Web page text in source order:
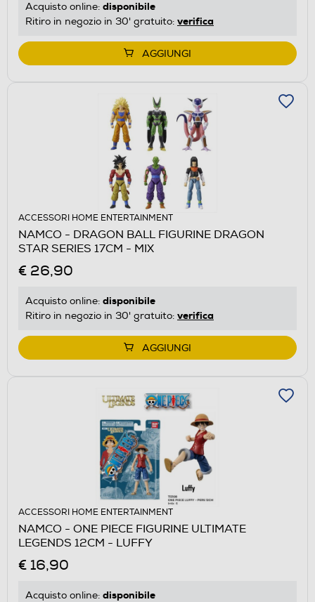
Acquisto online: disponibile
Ritiro in negozio in 30' gratuito: verifica
AGGIUNGI
ACCESSORI HOME ENTERTAINMENT
NAMCO - DRAGON BALL FIGURINE DRAGON
STAR SERIES 17CM - MIX
€ 26,90
Acquisto online: disponibile
Ritiro in negozio in 30' gratuito: verifica
AGGIUNGI
ACCESSORI HOME ENTERTAINMENT
NAMCO - ONE PIECE FIGURINE ULTIMATE
LEGENDS 12CM - LUFFY
€ 16,90
Acquisto online: disponibile